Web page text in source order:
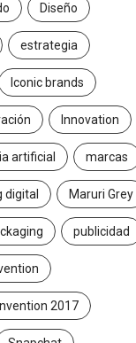
Diseño
estrategia
Iconic brands
Innovation
artificial marcas
digital Maruri Grey
publicidad
2017